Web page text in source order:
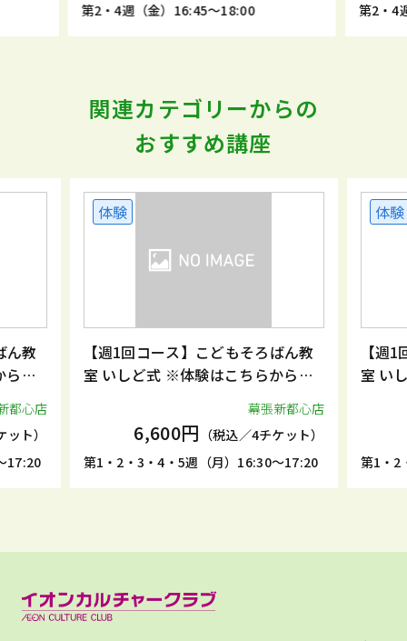
第2・4週（金）16:45～17:35
第2
関連カテゴリーからの
おすすめ講座
ろばん教
らからお
幕張新都心店
／4チケット）
16:30～17:20
【週1回コース】こどもそろばん教
室 いしど式 ※体験はこちらからお
幕張新都心店
6,600円（税込／4チケット）
第1・2・3・4・5週（月）17:20～18:10